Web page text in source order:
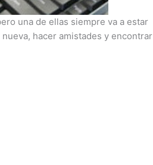
una de ellas siempre va a estar
hacer amistades y encontrar